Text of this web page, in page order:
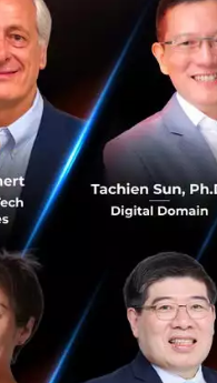
โมเดลธุรกิ
จาก
โมเดลธุรกิ
ได้ มีลักษณะอ
เชี่ยวชาญด้า
จัดการพลังง
เมษายน 26,
Sustainable
ชาวปารีสล
มิตรกับคนใช้